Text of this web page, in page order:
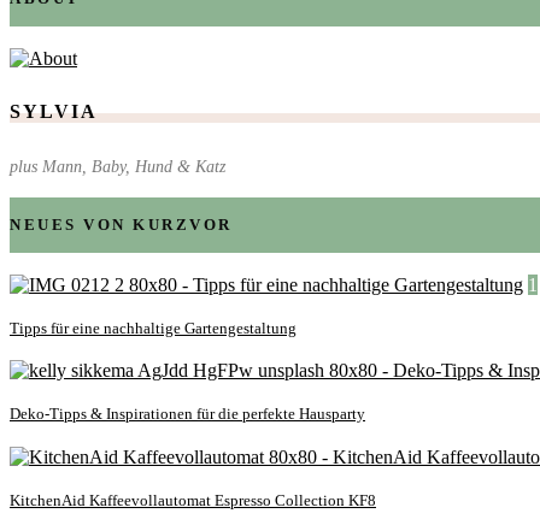
SYLVIA
plus Mann, Baby, Hund & Katz
NEUES VON KURZVOR
1
Tipps für eine nachhaltige Gartengestaltung
Deko-Tipps & Inspirationen für die perfekte Hausparty
KitchenAid Kaffeevollautomat Espresso Collection KF8